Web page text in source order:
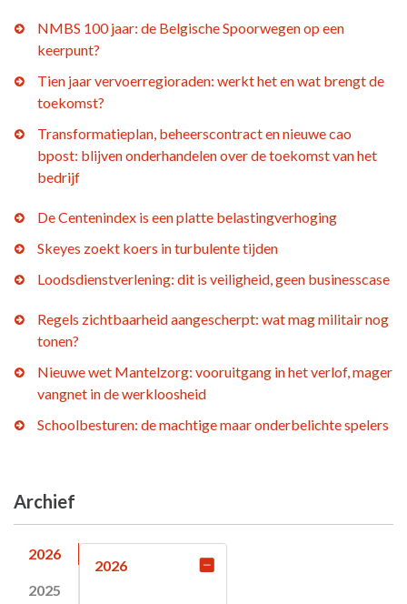
NMBS 100 jaar: de Belgische Spoorwegen op een
keerpunt?
Tien jaar vervoerregioraden: werkt het en wat brengt de
toekomst?
Transformatieplan, beheerscontract en nieuwe cao
bpost: blijven onderhandelen over de toekomst van het
bedrijf
De Centenindex is een platte belastingverhoging
Skeyes zoekt koers in turbulente tijden
Loodsdienstverlening: dit is veiligheid, geen businesscase
Regels zichtbaarheid aangescherpt: wat mag militair nog
tonen?
Nieuwe wet Mantelzorg: vooruitgang in het verlof, mager
vangnet in de werkloosheid
Schoolbesturen: de machtige maar onderbelichte spelers
Archief
2026
2025
2026